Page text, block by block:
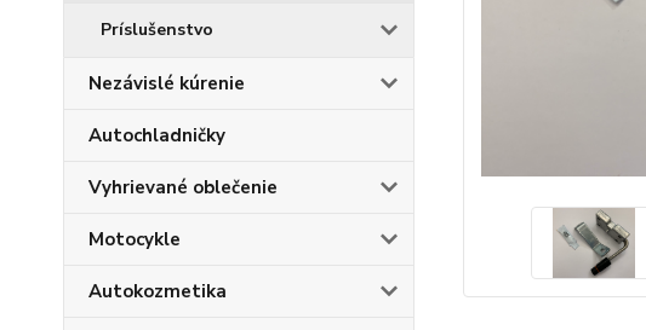
Príslušenstvo
Nezávislé kúrenie
Autochladničky
Vyhrievané oblečenie
Motocykle
Autokozmetika